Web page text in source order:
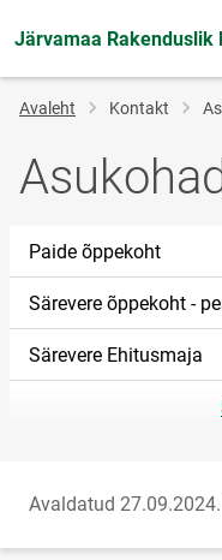
Järvamaa Rakenduslik
Jälglink
Avaleht Kontakt
Asukohad
Paide õppekoht
Särevere õppekoht -
Särevere Ehitusmaja
Avaldatud 27.09.2024.